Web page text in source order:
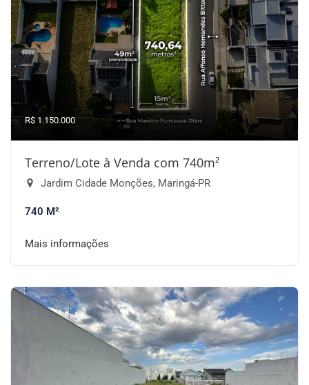
R$ 1.150.000
Terreno/Lote à Venda com 740m²
Jardim Cidade Monções, Maringá-PR
740 M²
Mais informações